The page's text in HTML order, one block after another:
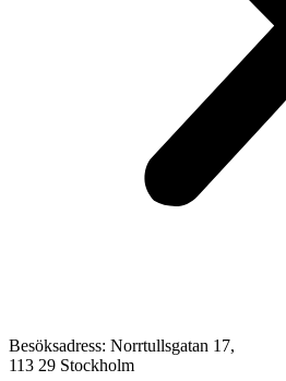
Besöksadress: Norrtullsgatan 17,
113 29 Stockholm